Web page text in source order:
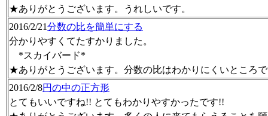
★ありがとうございます。うれしいです。
2016/2/21分数の比を簡単にする
分かりやすくてたすかりました。
*スカイバード*
★ありがとうございます。分数の比はわかりにくいところ
2016/2/8円の中の正方形
とてもいいですね!! とてもわかりやすかったです!!